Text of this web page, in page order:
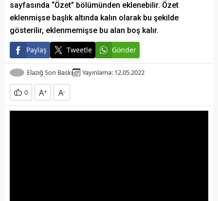
sayfasında “Özet” bölümünden eklenebilir. Özet
eklenmişse başlık altında kalın olarak bu şekilde
gösterilir, eklenmemişse bu alan boş kalır.
Paylaş Tweetle Gönder
Elazığ Son Baskı Yayınlama: 12.05.2022
0 A+ A-